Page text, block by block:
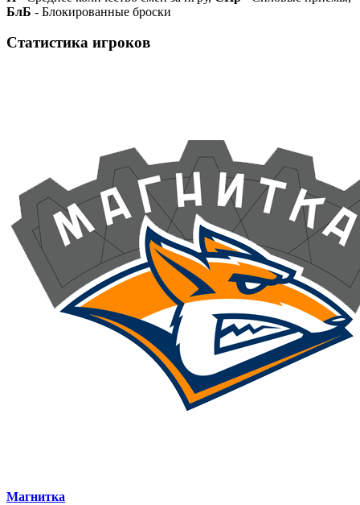
БлБ - Блокированные броски
Статистика игроков
Магнитка